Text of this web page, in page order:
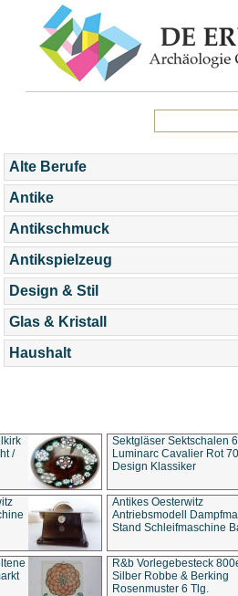
Alte Berufe
Antike
Antikschmuck
Antikspielzeug
Design & Stil
Glas & Kristall
Haushalt
/
Sektgläser Sektschalen
Luminarc Cavalier Rot
Design Klassiker
Antikes Oesterwitz
Antriebsmodell
Stand Schleifmaschine
R&b Vorlegebesteck
Silber Robbe & Berking
Rosenmuster 6 Tlg.